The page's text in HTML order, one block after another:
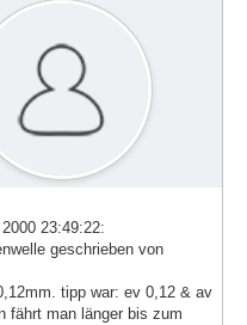
23:49:22:
geschrieben von
tipp war: ev 0,12 & av
fährt man länger bis zum